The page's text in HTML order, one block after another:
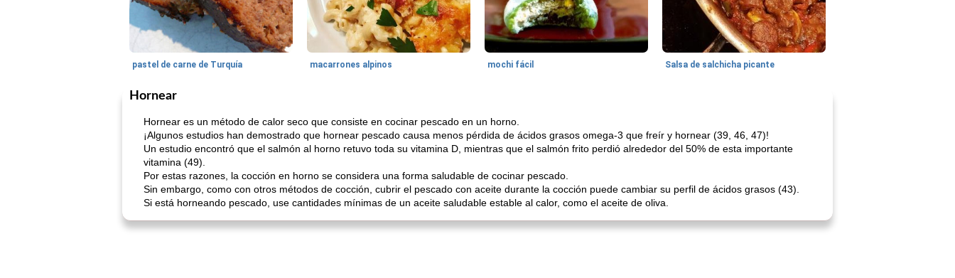
pastel de carne de Turquía macarrones alpinos mochi fácil Salsa de salchicha picante
Hornear
Hornear es un método de calor seco que consiste en cocinar pescado en un horno.
¡Algunos estudios han demostrado que hornear pescado causa menos pérdida de ácidos grasos omega-3 que freír y hornear (39, 46, 47)!
Un estudio encontró que el salmón al horno retuvo toda su vitamina D, mientras que el salmón frito perdió alrededor del 50% de esta importante
vitamina (49).
Por estas razones, la cocción en horno se considera una forma saludable de cocinar pescado.
Sin embargo, como con otros métodos de cocción, cubrir el pescado con aceite durante la cocción puede cambiar su perfil de ácidos grasos (43).
Si está horneando pescado, use cantidades mínimas de un aceite saludable estable al calor, como el aceite de oliva.